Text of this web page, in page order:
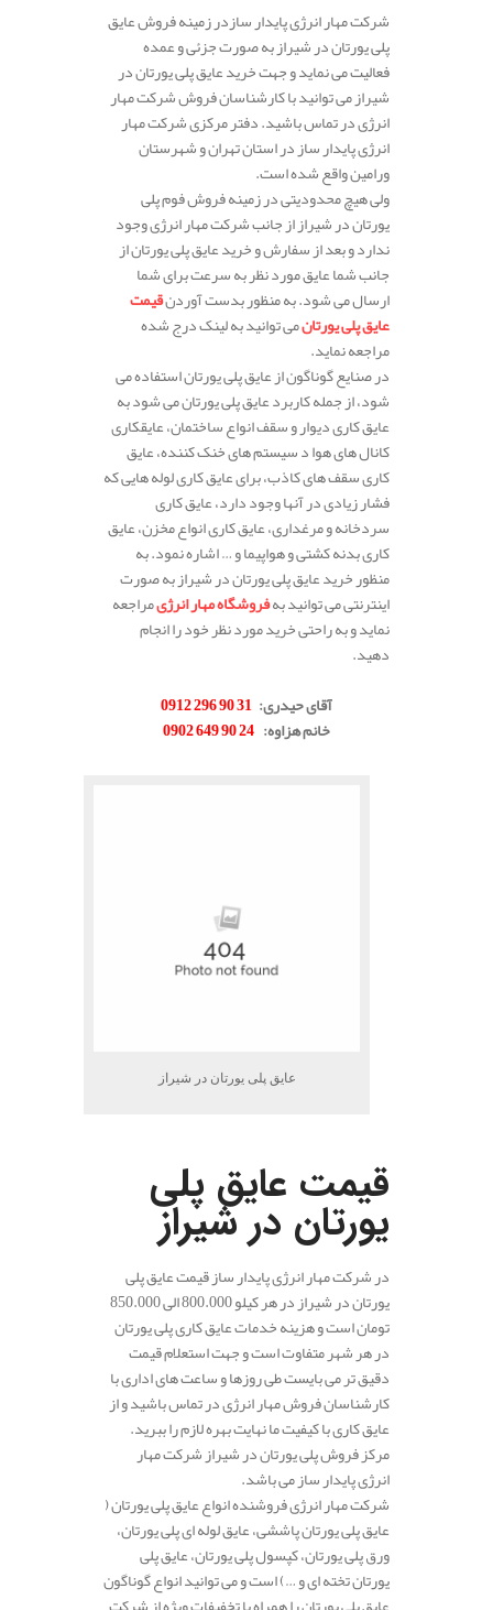
شرکت مهار انرژی پایدار سازدر زمینه فروش عایق
پلی یورتان در شیراز به صورت جزئی و عمده
فعالیت می نماید و جهت خرید عایق پلی یورتان در
شیراز می توانید با کارشناسان فروش شرکت مهار
انرژی در تماس باشید. دفتر مرکزی شرکت مهار
انرژی پایدار ساز در استان تهران و شهرستان
ورامین واقع شده است.
ولی هیچ محدودیتی در زمینه فروش فوم پلی
یورتان در شیراز از جانب شرکت مهار انرژی وجود
ندارد و بعد از سفارش و خرید عایق پلی یورتان از
جانب شما عایق مورد نظر به سرعت برای شما
ارسال می شود. به منظور بدست آوردنقیمت
عایق پلی یورتانمی توانید به لینک درج شده
مراجعه نماید.
در صنایع گوناگون از عایق پلی یورتان استفاده می
شود، از جمله کاربرد عایق پلی یورتان می شود به
عایق کاری دیوار و سقف انواع ساختمان، عایقکاری
کانال های هوا د سیستم های خنک کننده، عایق
کاری سقف های کاذب، برای عایق کاری لوله هایی که
فشار زیادی در آنها وجود دارد، عایق کاری
سردخانه و مرغداری، عایق کاری انواع مخزن، عایق
کاری بدنه کشتی و هواپیما و … اشاره نمود. به
منظور خرید عایق پلی یورتان در شیراز به صورت
اینترنتی می توانید بهفروشگاه مهار انرژیمراجعه
نماید و به راحتی خرید مورد نظر خود را انجام
دهید.
آقای حیدری:
31 90 296 0912
خانم هزاوه:
24 90 649 0902
عایق پلی یورتان در شیراز
قیمت عایق پلی
یورتان در شیراز
در شرکت مهار انرژی پایدار ساز قیمت عایق پلی
یورتان در شیراز در هر کیلو 800.000 الی 850.000
تومان است و هزینه خدمات عایق کاری پلی یورتان
در هر شهر متفاوت است و جهت استعلام قیمت
دقیق تر می بایست طی روزها و ساعت های اداری با
کارشناسان فروش مهار انرژی در تماس باشید و از
عایق کاری با کیفیت ما نهایت بهره لازم را ببرید.
مرکز فروش پلی یورتان در شیراز شرکت مهار
انرژی پایدار ساز می باشد.
شرکت مهار انرژی فروشنده انواع عایق پلی یورتان (
عایق پلی یورتان پاششی، عایق لوله ای پلی یورتان،
ورق پلی یورتان، کپسول پلی یورتان، عایق پلی
یورتان تخته ای و …) است و می توانید انواع گوناگون